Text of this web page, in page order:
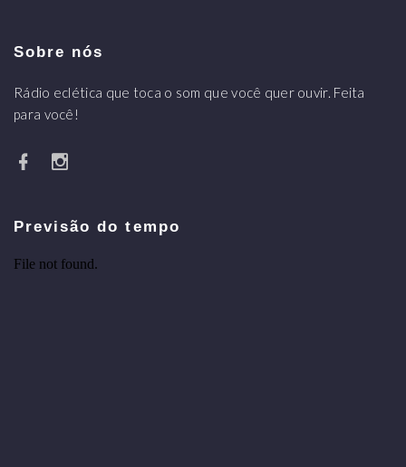
Sobre nós
Rádio eclética que toca o som que você quer ouvir. Feita
para você!
Previsão do tempo